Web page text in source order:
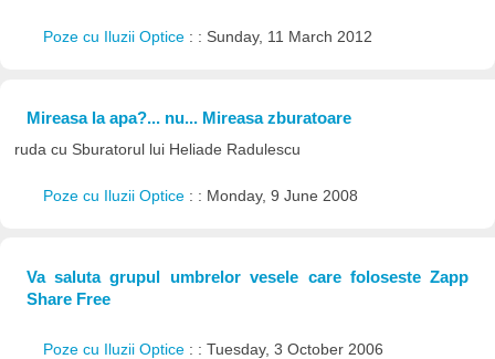
Poze cu Iluzii Optice : : Sunday, 11 March 2012
Mireasa la apa?... nu... Mireasa zburatoare
ruda cu Sburatorul lui Heliade Radulescu
Poze cu Iluzii Optice : : Monday, 9 June 2008
Va saluta grupul umbrelor vesele care foloseste Zapp
Share Free
Poze cu Iluzii Optice : : Tuesday, 3 October 2006